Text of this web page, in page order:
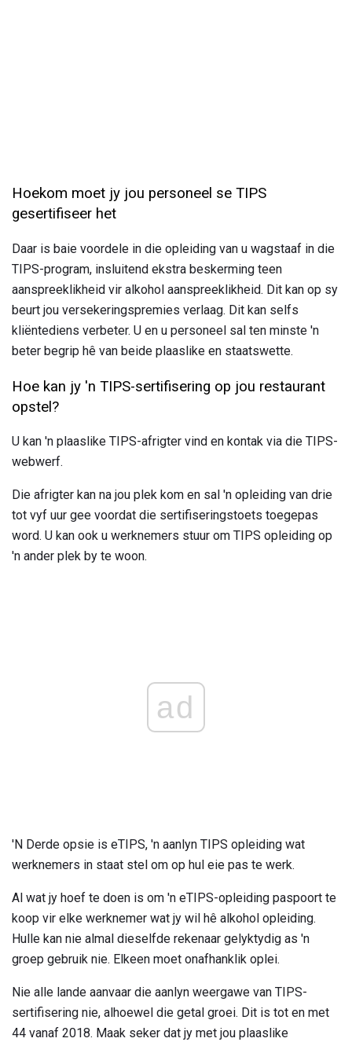
Hoekom moet jy jou personeel se TIPS
gesertifiseer het
Daar is baie voordele in die opleiding van u wagstaaf in die
TIPS-program, insluitend ekstra beskerming teen
aanspreeklikheid vir alkohol aanspreeklikheid. Dit kan op sy
beurt jou versekeringspremies verlaag. Dit kan selfs
kliëntediens verbeter. U en u personeel sal ten minste 'n
beter begrip hê van beide plaaslike en staatswette.
Hoe kan jy 'n TIPS-sertifisering op jou restaurant
opstel?
U kan 'n plaaslike TIPS-afrigter vind en kontak via die TIPS-
webwerf.
Die afrigter kan na jou plek kom en sal 'n opleiding van drie
tot vyf uur gee voordat die sertifiseringstoets toegepas
word. U kan ook u werknemers stuur om TIPS opleiding op
'n ander plek by te woon.
ad
'N Derde opsie is eTIPS, 'n aanlyn TIPS opleiding wat
werknemers in staat stel om op hul eie pas te werk.
Al wat jy hoef te doen is om 'n eTIPS-opleiding paspoort te
koop vir elke werknemer wat jy wil hê alkohol opleiding.
Hulle kan nie almal dieselfde rekenaar gelyktydig as 'n
groep gebruik nie. Elkeen moet onafhanklik oplei.
Nie alle lande aanvaar die aanlyn weergawe van TIPS-
sertifisering nie, alhoewel die getal groei. Dit is tot en met
44 vanaf 2018. Maak seker dat jy met jou plaaslike